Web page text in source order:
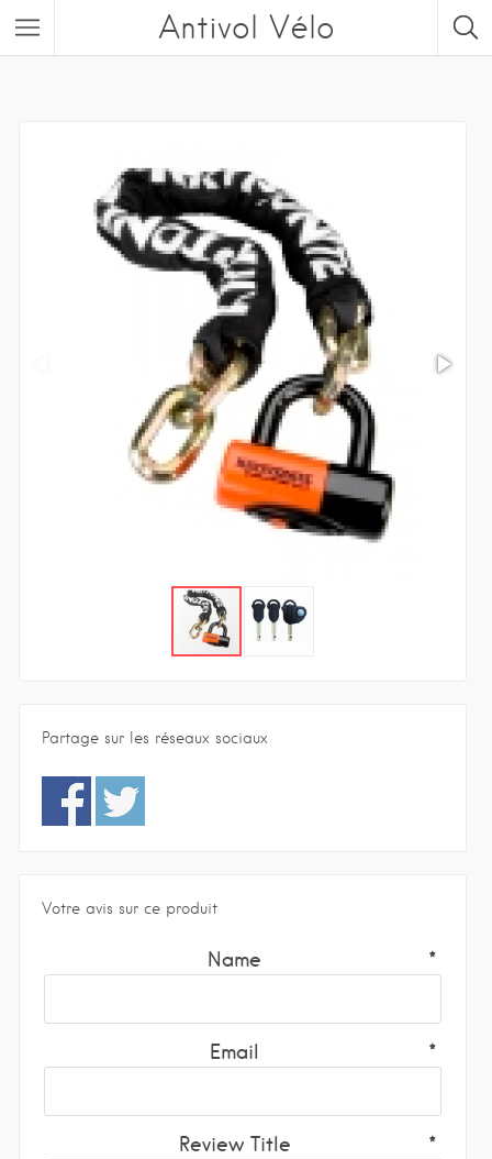
Antivol Vélo
Partage sur les réseaux sociaux
Votre avis sur ce produit
Name
Email
Review Title